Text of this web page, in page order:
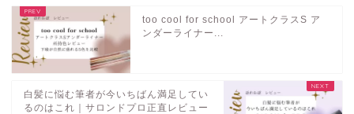
too cool for school アートクラスS ア
ンダーライナー...
白髪に悩む筆者が今いちばん満足してい
るのはこれ｜サロンドプロ正直レビュー